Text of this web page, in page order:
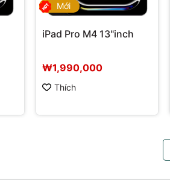
Mới
iPad Pro M4 13"inch
₩1,990,000
Thích